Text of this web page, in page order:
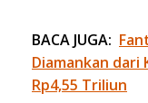
BACA JUGA:
Diamankan dari
Rp4,55 Triliun